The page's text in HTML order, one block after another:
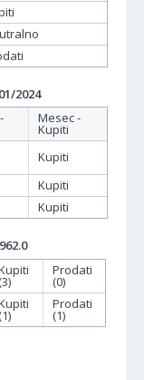
2024
Mesec -
Kupiti
Kupiti
Kupiti
Kupiti
(3)
Prodati
(0)
(1)
Prodati
(1)